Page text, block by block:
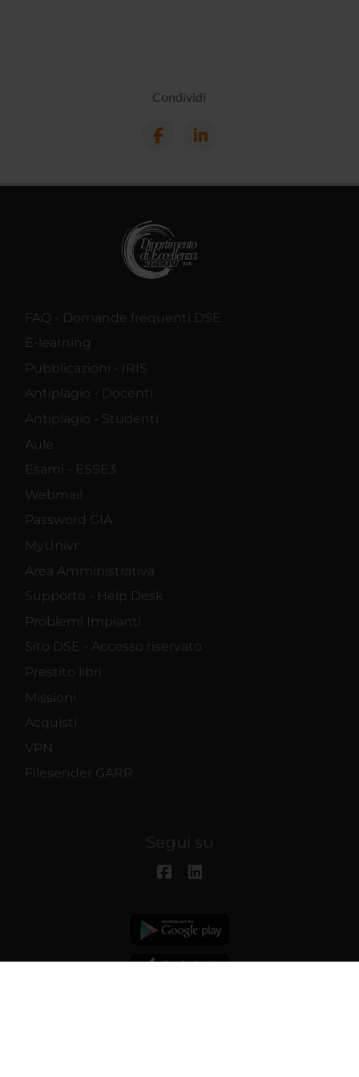
Condividi
FAQ - Domande frequenti DSE
E-learning
Pubblicazioni - IRIS
Antiplagio - Docenti
Antiplagio - Studenti
Aule
Esami - ESSE3
Webmail
Password GIA
MyUnivr
Area Amministrativa
Supporto - Help Desk
Problemi Impianti
Sito DSE - Accesso riservato
Prestito libri
Missioni
Acquisti
VPN
Filesender GARR
Segui su